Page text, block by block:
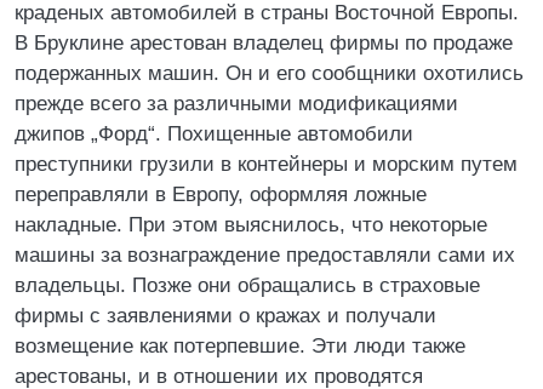
краденых автомобилей в страны Восточной Европы.
В Бруклине арестован владелец фирмы по продаже
подержанных машин. Он и его сообщники охотились
прежде всего за различными модификациями
джипов „Форд“. Похищенные автомобили
преступники грузили в контейнеры и морским путем
переправляли в Европу, оформляя ложные
накладные. При этом выяснилось, что некоторые
машины за вознаграждение предоставляли сами их
владельцы. Позже они обращались в страховые
фирмы с заявлениями о кражах и получали
возмещение как потерпевшие. Эти люди также
арестованы, и в отношении их проводятся